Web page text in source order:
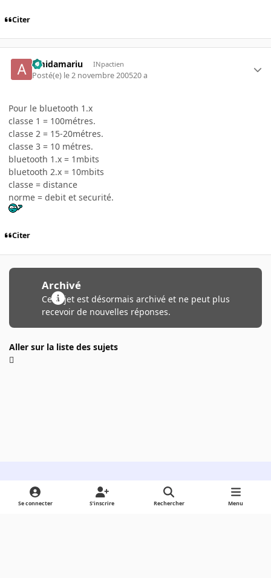
Citer
amidamariu INpactien
Posté(e) le 2 novembre 200520 a
Pour le bluetooth 1.x
classe 1 = 100métres.
classe 2 = 15-20métres.
classe 3 = 10 métres.
bluetooth 1.x = 1mbits
bluetooth 2.x = 10mbits
classe = distance
norme = debit et securité.
Citer
Archivé
Ce sujet est désormais archivé et ne peut plus
recevoir de nouvelles réponses.
Aller sur la liste des sujets
Light ModeDark ModeSystem Preference
Se connecter S’inscrire Rechercher Menu